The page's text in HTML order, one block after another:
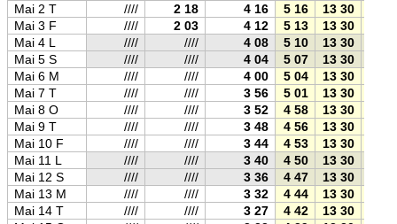
Mai 2 T
//// 2 18 4 16 5 16 13 30
Mai 3 F
//// 2 03 4 12 5 13 13 30
Mai 4 L
//// //// 4 08 5 10 13 30
Mai 5 S
//// //// 4 04 5 07 13 30
Mai 6 M
//// //// 4 00 5 04 13 30
Mai 7 T
//// //// 3 56 5 01 13 30
Mai 8 O
//// //// 3 52 4 58 13 30
Mai 9 T
//// //// 3 48 4 56 13 30
Mai 10 F
//// //// 3 44 4 53 13 30
Mai 11 L
//// //// 3 40 4 50 13 30
Mai 12 S
//// //// 3 36 4 47 13 30
Mai 13 M
//// //// 3 32 4 44 13 30
Mai 14 T
//// //// 3 27 4 42 13 30